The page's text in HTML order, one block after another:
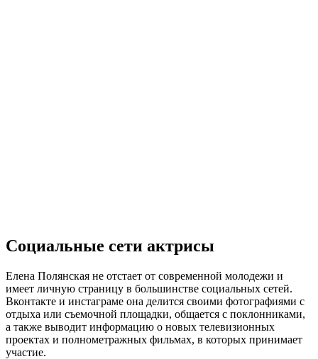
Социальные сети актрисы
Елена Полянская не отстает от современной молодежи и
имеет личную страницу в большинстве социальных сетей.
Вконтакте и инстаграме она делится своими фотографиями с
отдыха или съемочной площадки, общается с поклонниками,
а также выводит информацию о новых телевизионных
проектах и полнометражных фильмах, в которых принимает
участие.